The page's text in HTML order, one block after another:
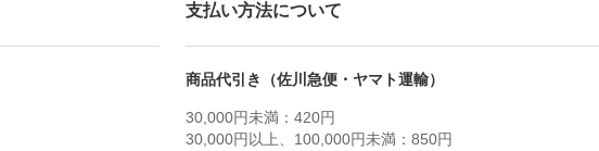
支払い方法について
商品代引き（佐川急便・ヤマト運輸）
30,000円未満：420円
30,000円以上、100,000円未満：850円